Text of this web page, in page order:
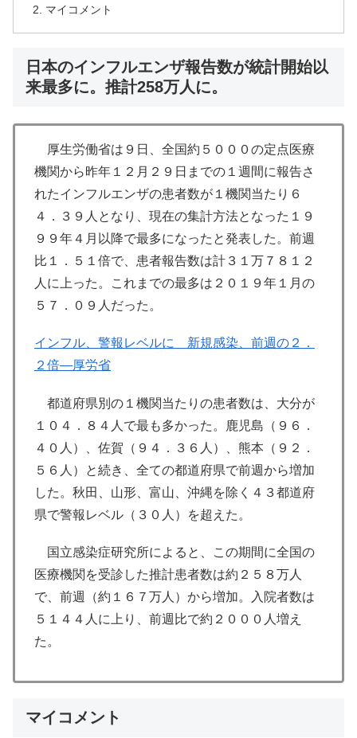
マイコメント
日本のインフルエンザ報告数が統計開始以
来最多に。推計258万人に。
厚生労働省は９日、全国約５０００の定点医療
機関から昨年１２月２９日までの１週間に報告さ
れたインフルエンザの患者数が１機関当たり６
４．３９人となり、現在の集計方法となった１９
９９年４月以降で最多になったと発表した。前週
比１．５１倍で、患者報告数は計３１万７８１２
人に上った。これまでの最多は２０１９年１月の
５７．０９人だった。
インフル、警報レベルに 新規感染、前週の２．
２倍―厚労省
都道府県別の１機関当たりの患者数は、大分が
１０４．８４人で最も多かった。鹿児島（９６．
４０人）、佐賀（９４．３６人）、熊本（９２．
５６人）と続き、全ての都道府県で前週から増加
した。秋田、山形、富山、沖縄を除く４３都道府
県で警報レベル（３０人）を超えた。
国立感染症研究所によると、この期間に全国の
医療機関を受診した推計患者数は約２５８万人
で、前週（約１６７万人）から増加。入院者数は
５１４４人に上り、前週比で約２０００人増え
た。
マイコメント